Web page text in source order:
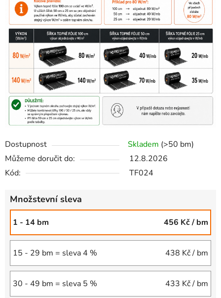
Dostupnost Skladem (>50 bm)
Můžeme doručit do:
12.8.2026
Kód:
TF024
Množstevní sleva
1 - 14 bm 456 Kč/ bm
15 - 29 bm = sleva 4 % 438 Kč/ bm
30 - 49 bm = sleva 5 % 433 Kč/ bm